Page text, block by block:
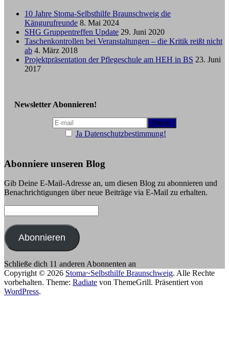
10 Jahre Stoma-Selbsthilfe Braunschweig die
Kängurufreunde 8. Mai 2024
SHG Gruppentreffen Update 29. Juni 2020
Taschenkontrollen bei Veranstaltungen – die Kritik reißt nicht
ab 4. März 2018
Projektpräsentation der Pflegeschule am HEH in BS 23. Juni
2017
Newsletter Abonnieren!
Ja Datenschutzbestimmung!
Abonniere unseren Blog
Gib Deine E-Mail-Adresse an, um diesen Blog zu abonnieren und
Benachrichtigungen über neue Beiträge via E-Mail zu erhalten.
Mail-
Adresse:
Abonnieren
Schließe dich 11 anderen Abonnenten an
Copyright © 2026 Stoma~Selbsthilfe Braunschweig. Alle Rechte
vorbehalten. Theme: Radiate von ThemeGrill. Präsentiert von
WordPress.